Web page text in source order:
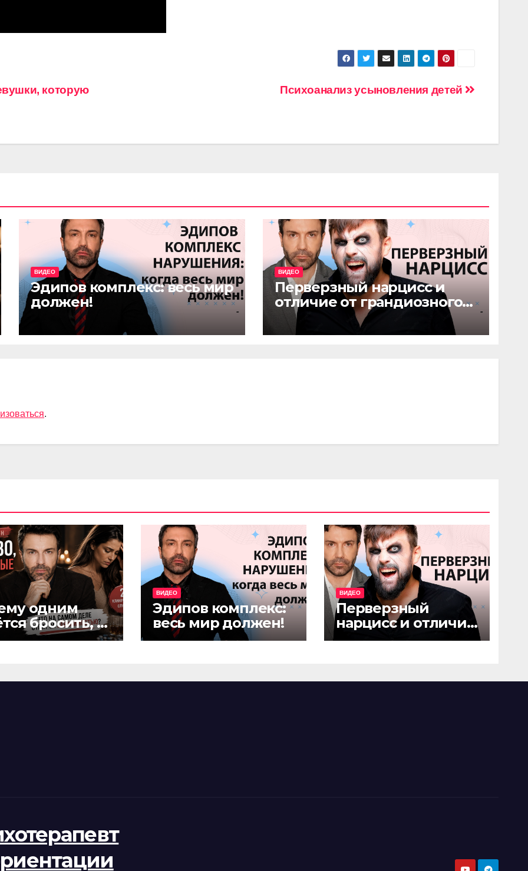
Психоанализ усыновления детей
которую
ВИДЕО
Эдипов комплекс: весь мир
должен!
ВИДЕО
Перверзный нарцисс и
отличие от грандиозного
нарцисса
.
одним
бросить, а
— нет?
ВИДЕО
Эдипов комплекс:
весь мир должен!
ВИДЕО
Перверзный
нарцисс и отличие
от грандиозного